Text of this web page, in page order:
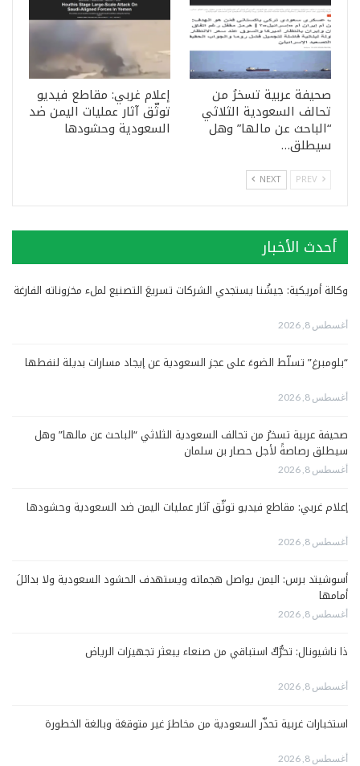
صحيفة عربية تسخرُ من
تحالف السعودية الثلاثي
“الباحث عن مالها” وهل
سيطلق…
إعلام غربي: مقاطع فيديو
توثّق آثار عمليات اليمن ضد
السعودية وحشودها
NEXT
أحدث الأخبار
وكالة أمريكية: جيشُنا يستجدي الشركات تسريعَ التصنيع لملء مخزوناته الفارغة
أغسطس 8, 2026
“بلومبرغ” تسلّط الضوءَ على عجز السعودية عن إيجاد مسارات بديلة لنفطها
أغسطس 8, 2026
صحيفة عربية تسخرُ من تحالف السعودية الثلاثي “الباحث عن مالها” وهل
سيطلق رصاصةً لأجل حصار بن سلمان
أغسطس 8, 2026
إعلام غربي: مقاطع فيديو توثّق آثار عمليات اليمن ضد السعودية وحشودها
أغسطس 8, 2026
أسوشيتد برس: اليمن يواصل هجماته ويستهدف الحشود السعودية ولا بدائلَ
أمامها
أغسطس 8, 2026
ذا ناشيونال: تحرُّكٌ استباقي من صنعاء يبعثر تجهيزات الرياض
أغسطس 8, 2026
استخبارات غربية تحذّر السعودية من مخاطرَ غير متوقعَة وبالغة الخطورة
أغسطس 8, 2026